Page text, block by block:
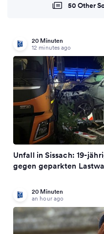
50 Other
20 Minuten
12 minutes ago
Unfall in Sissach: 19-
gegen geparkten
20 Minuten
an hour ago